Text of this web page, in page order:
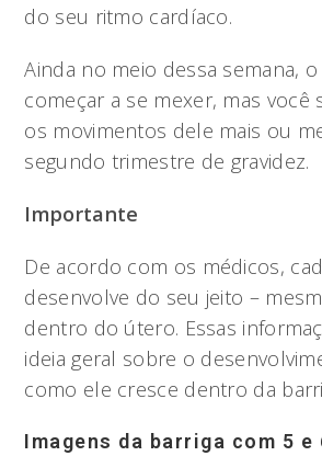
do seu ritmo cardíaco.
Ainda no meio dessa semana,
começar a se mexer, mas você
os movimentos dele mais ou
segundo trimestre de gravidez.
Importante
De acordo com os médicos,
desenvolve do seu jeito –
dentro do útero. Essas
ideia geral sobre o
como ele cresce dentro da
Imagens da barriga com 5 e